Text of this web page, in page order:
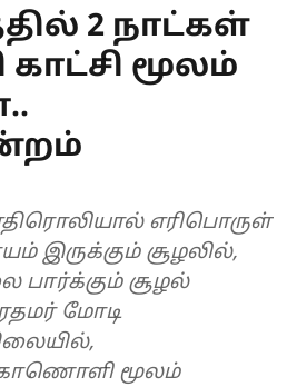
2 நாட்கள்
மூலம்
எரிபொருள்
இருக்கும் சூழலில்,
பார்க்கும் சூழல்
மோடி
மூலம்